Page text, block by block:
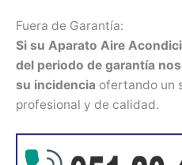
Fuera de Garantía:
Si su Aparato Aire
del periodo de garantía
su incidencia ofertando un
profesional y de calidad.